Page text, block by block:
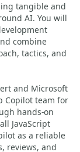
tangible and
AI. You will
combine
tactics, and
and Microsoft
Copilot team for
hands-on
JavaScript
as a reliable
reviews, and